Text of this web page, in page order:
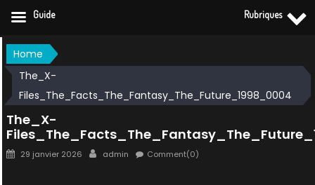
Skip
to
content
Home
The_X-
Files_The_Facts_The_Fantasy_The_Future_1998_0004
The_X-
Posted
29 janvier 2026 Author
admin Comment(0)
Guide Rubriques